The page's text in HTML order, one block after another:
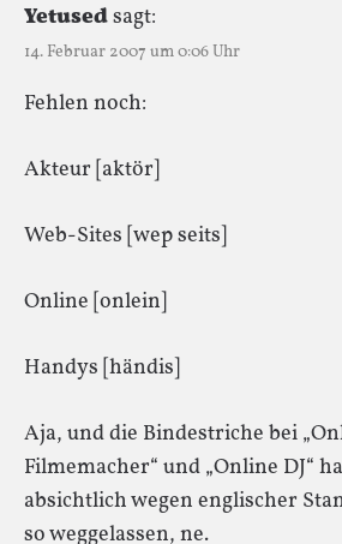
Yetusedsagt:
14. Februar 2007 um 0:06 Uhr
Fehlen noch:
Akteur [aktör]
Web-Sites [wep seits]
Online [onlein]
Handys [händis]
Aja, und die Bindestriche bei
Filmemacher“ und „Online DJ“
absichtlich wegen englischer
so weggelassen, ne.